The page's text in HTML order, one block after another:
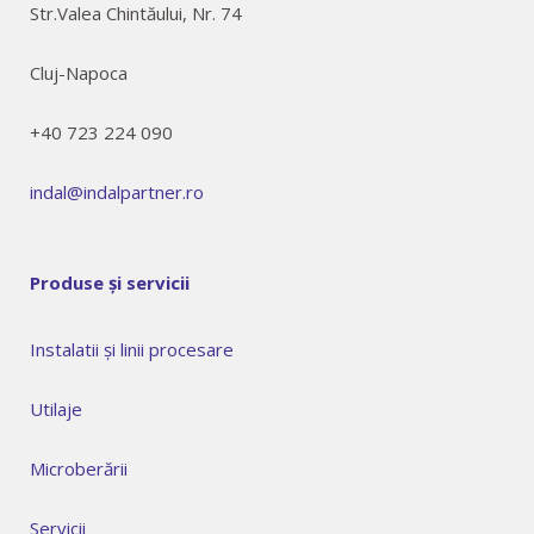
Str.Valea Chintăului, Nr. 74
Cluj-Napoca
+40 723 224 090
indal@indalpartner.ro
Produse și servicii
Instalatii și linii procesare
Utilaje
Microberării
Servicii